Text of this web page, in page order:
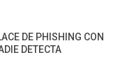
DE PHISHING CON
DETECTA